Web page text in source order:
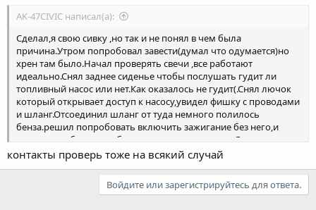
AK-47CIVIC написал(а):
Сделал,я свою сивку ,но так и не понял в чем была
причина.Утром попробовал завести(думал что одумается)но
хрен там было.Начал проверять свечи ,все работают
идеально.Снял заднее сиденье чтобы послушать гудит ли
топливный насос или нет.Как оказалось не гудит(.Снял лючок
который открывает доступ к насосу,увидел фишку с проводами
и шланг.Отсоединил шланг от туда немного полилось
бенза.решил попробовать включить зажигание без него,и
вдруг струя бензина и брызги в разные стороны .Я на радостях
вставляю этот шланг обратно в топливный насос,включаю
зажигание и вуаля!!!Непрошло и двух секунд и сивка
завелся))))видимо надо поменять топливный фильтр ,мож
какой нибудь мусор попал.
контакты проверь тоже на всякий случай
Войдите или зарегистрируйтесь для ответа.